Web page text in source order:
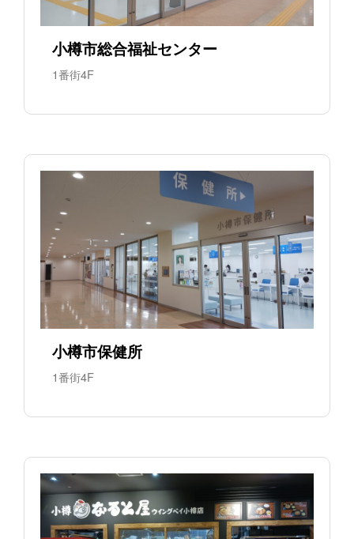
小樽市総合福祉センター
1番街4F
小樽市保健所
1番街4F